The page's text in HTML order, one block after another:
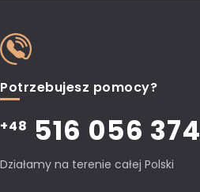
Potrzebujesz pomocy?
+48 516 056 374
Działamy na terenie całej Polski